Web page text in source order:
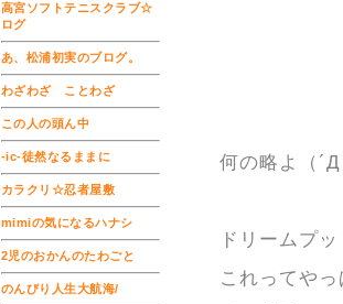
高宮ソフトテニスクラブ☆
ログ
あ、松浦初実のブログ。
わざわざ ことわざ
この人の頭ん中
-ic-徒然なるままに
カラクリ☆忍者屋敷
mimiの気になるハナシ
2児のおかんのたわごと
のんびり人生大航海/
何の略よ（
ドリームプ
これってや